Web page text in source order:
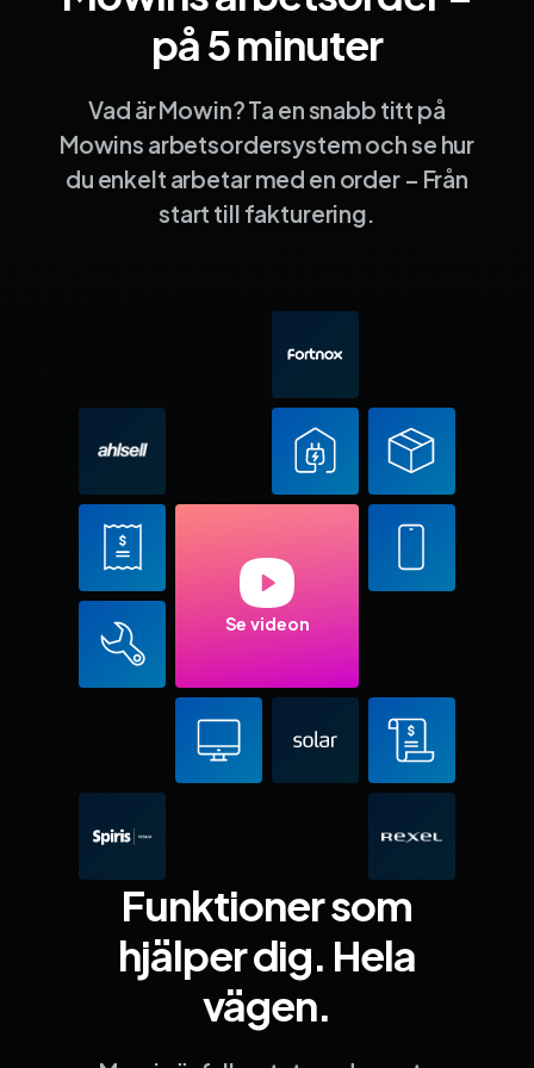
på 5 minuter
Vad är Mowin? Ta en snabb titt på
Mowins arbetsordersystem och se hur
du enkelt arbetar med en order – Från
start till fakturering.
Se videon
Funktioner som
hjälper dig. Hela
vägen.